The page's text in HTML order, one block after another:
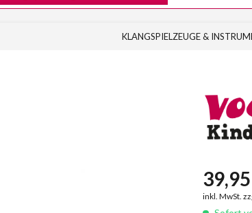
KLANGSPIELZEUGE &
inkl. MwSt.